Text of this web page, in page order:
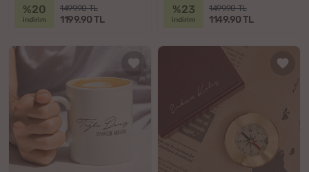
%20
indirim
1499.90 TL
1199.90 TL
%23
indirim
1499.90 TL
1149.90 TL